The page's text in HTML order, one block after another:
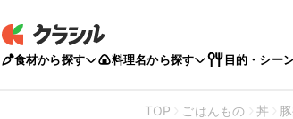
食材から探す 料理名から探す 目的・シー
TOP ごはんもの 丼